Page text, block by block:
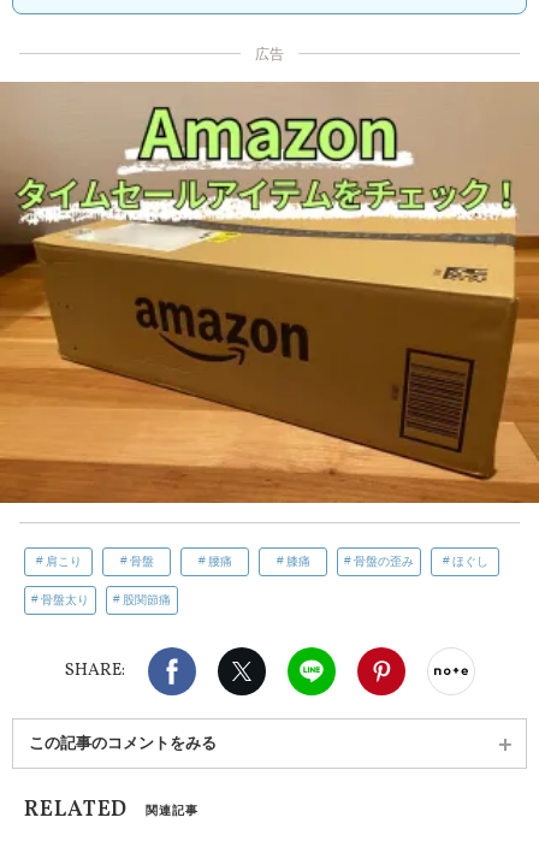
広告
肩こり 骨盤 腰痛 膝痛 骨盤の歪み ほぐし
骨盤太り 股関節痛
SHARE:
Facebook X（旧twitter）
LINE Pinterest
この記事のコメントをみる
RELATED 関連記事